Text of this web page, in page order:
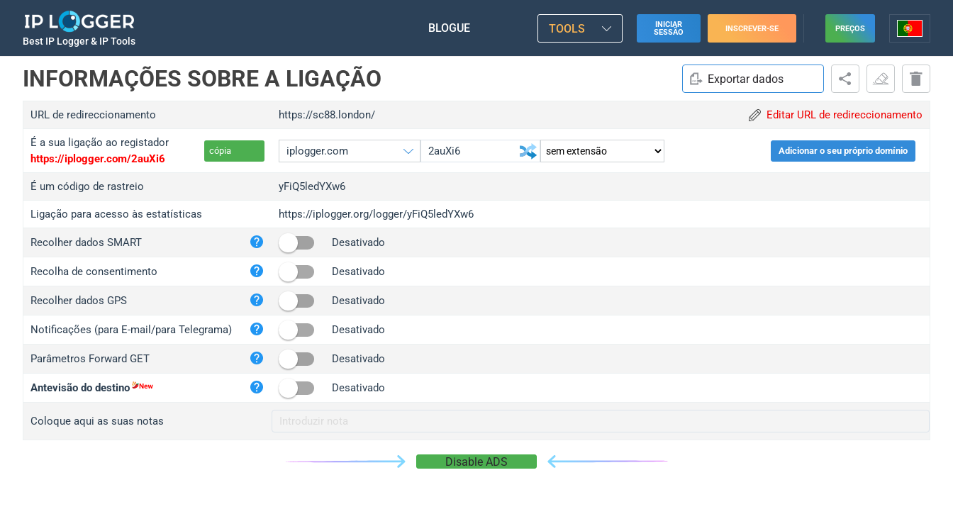
Best IP Logger & IP Tools
BLOGUE TOOLS
INICIAR
SESSÃO
INSCREVER-SE PREÇOS
INFORMAÇÕES SOBRE A LIGAÇÃO Exportar dados
URL de redireccionamento https://sc88.london/ Editar URL de redireccionamento
É a sua ligação ao registador
https://iplogger.com/2auXi6
cópia
iplogger.org
wl.gl
ed.tc
iplogger.com
iplogger.co
2no.co
yip.su
iplogger.info
Adicionar o seu próprio domínio
É um código de rastreio yFiQ5ledYXw6
Ligação para acesso às estatísticas https://iplogger.org/logger/yFiQ5ledYXw6
Recolher dados SMART Desativado
Recolha de consentimento Desativado
Recolher dados GPS Desativado
Notificações (para E-mail/para Telegrama) Desativado
Parâmetros Forward GET Desativado
Antevisão do destino Desativado
Coloque aqui as suas notas
Disable ADS